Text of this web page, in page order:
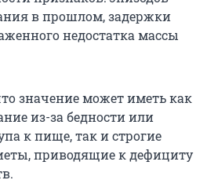
в прошлом, задержки
недостатка массы
значение может иметь как
из-за бедности или
к пище, так и строгие
приводящие к дефициту